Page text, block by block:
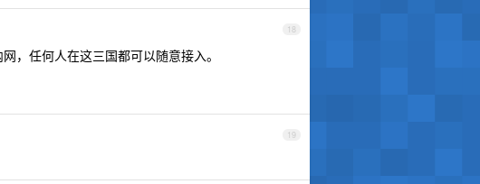
18
，任何人在这三国都可以随意接入。
19